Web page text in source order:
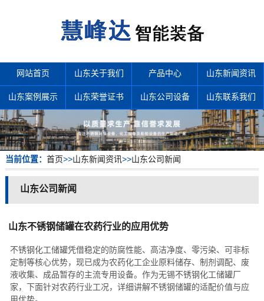
网站首页 山东关于我们 产品中心 山东新闻资讯
山东案例展示 山东荣誉证书 山东公司设备 山东联系我们
当前位置： 首页>>山东新闻资讯>>山东公司新闻
山东公司新闻
山东不锈钢储罐在农药行业的应用优势
不锈钢化工储罐凭借稳定的防腐性能、高洁净度、零污染、可非标
定制等核心优势，现已成为农药化工企业原料储存、制剂调配、废
液收集、成品暂存的主流专用设备。作为无锡不锈钢化工储罐厂
家，下面针对农药行业工况，详细讲解不锈钢储罐的适配价值与应